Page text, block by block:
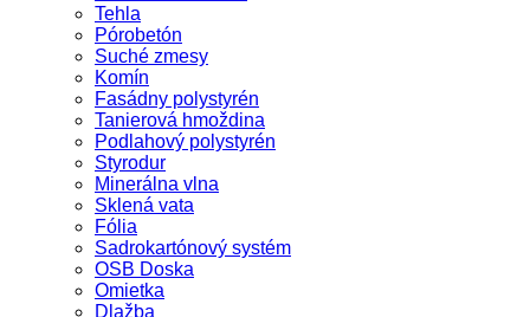
Tehla
Pórobetón
Suché zmesy
Komín
Fasádny polystyrén
Tanierová hmoždina
Podlahový polystyrén
Styrodur
Minerálna vlna
Sklená vata
Fólia
Sadrokartónový systém
OSB Doska
Omietka
Dlažba